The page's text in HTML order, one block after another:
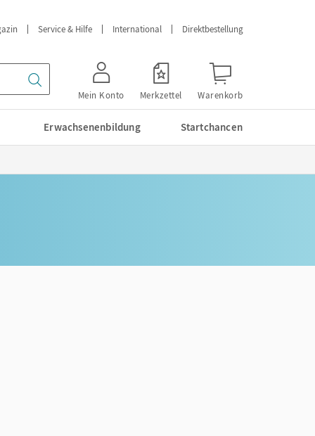
Service & Hilfe International Direktbestellung
Mein Konto Merkzettel Warenkorb
Erwachsenenbildung Startchancen